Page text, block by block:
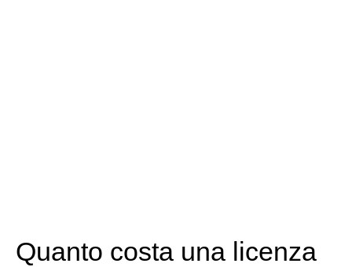
Quanto costa una licenza